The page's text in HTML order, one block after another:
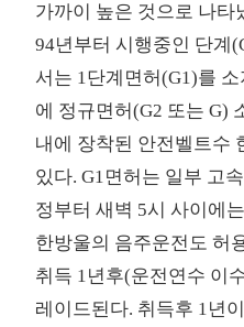
가까이 높은 것으로 나타
94년부터 시행중인 단계
서는 1단계면허(G1)를
에 정규면허(G2 또는 G)
내에 장착된 안전벨트수
있다. G1면허는 일부 고
정부터 새벽 5시 사이에
한방울의 음주운전도 허
취득 1년후(운전연수 이
레이드된다. 취득후 1년